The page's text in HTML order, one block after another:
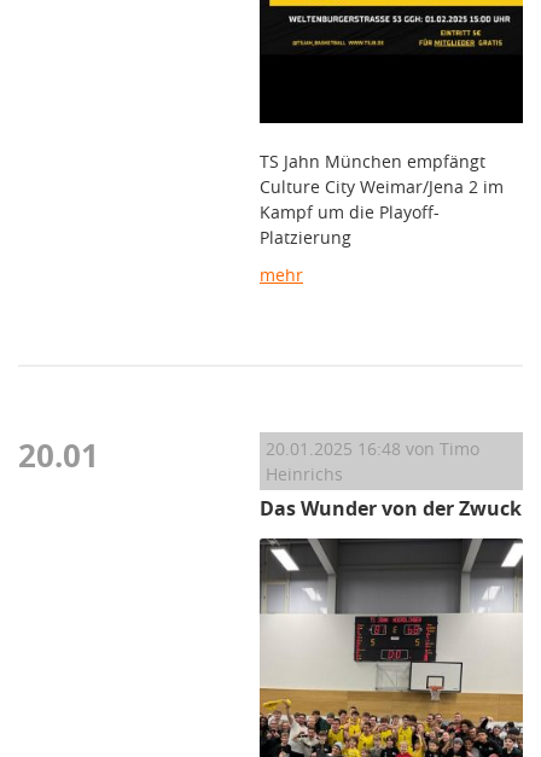
TS Jahn München empfängt
Culture City Weimar/Jena 2 im
Kampf um die Playoff-
Platzierung
mehr
20.01 20.01.2025 16:48 von Timo
Heinrichs
Das Wunder von der Zwuck